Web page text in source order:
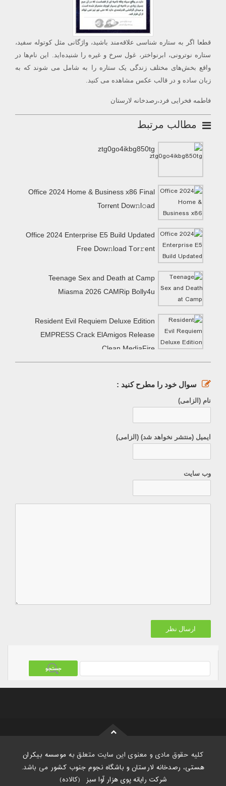
قطعا اگر به ستاره شناسی علاقه‌مند باشید، واژگانی مثل کوتوله سفید،
ستاره نوترونی، ابرنواختر، غول سرخ و غیره را شنیده‌اید. این نام‌ها در
واقع بخش‌های مختلف زندگی یک ستاره را به شامل می شوند که به
زبان ساده و در قالب عکس مشاهده می کنید.
فاطمه فخرایی فرد،رصدخانه لارستان
مطالب مرتبط
ztg0go4ikbg850tg
Office 2024 Home & Business x86 Final
Torr𝐞nt Dow𝚗l𝚘аd
Office 2024 Enterprise E5 Build Updated
Frее Dow𝚗load Tоr𝚛ent
Teenage Sex and Death at Camp
Miasma 2026 CAMRip Bolly4u
Resident Evil Requiem Deluxe Edition
EMPRESS Crack ElAmigos Release
Clean MediaFire
سوال خود را مطرح کنید :
نام (الزامی)
ایمیل (منتشر نخواهد شد) (الزامی)
وب سایت
کلیه حقوق مادی و معنوی این سایت متعلق به موسسه بیکران
هستی، رصدخانه لارستان و باشگاه نجوم جنوب کشور می باشد.
شرکت رایانه پوی هزار آوا سبز (کالاده)